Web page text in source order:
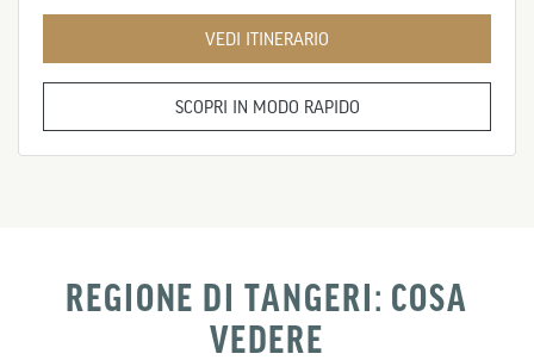
VEDI ITINERARIO
SCOPRI IN MODO RAPIDO
REGIONE DI TANGERI: COSA
VEDERE